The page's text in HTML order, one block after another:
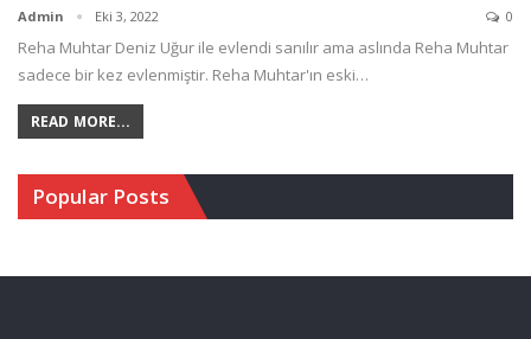
Admin Eki 3, 2022 0
Reha Muhtar Deniz Uğur ile evlendi sanılır ama aslında Reha Muhtar
sadece bir kez evlenmiştir. Reha Muhtar'ın eski…
READ MORE...
Popular Posts